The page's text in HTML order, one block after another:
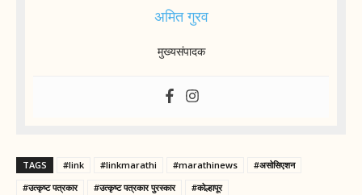
अमित गुरव
मुख्यसंपादक
TAGS #link #linkmarathi #marathinews
#असोसिएशन
#उत्कृष्ट पत्रकार
#उत्कृष्ट पत्रकार पुरस्कार
#कोल्हापूर